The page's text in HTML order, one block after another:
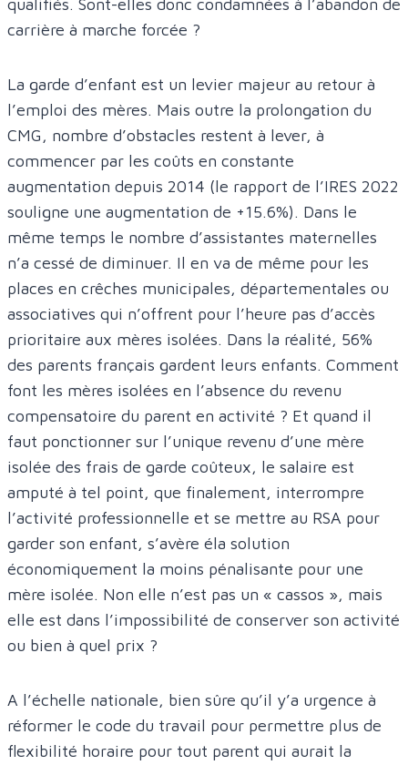
qualifiés. Sont-elles donc condamnées à l’abandon de
carrière à marche forcée ?
La garde d’enfant est un levier majeur au retour à
l’emploi des mères. Mais outre la prolongation du
CMG, nombre d’obstacles restent à lever, à
commencer par les coûts en constante
augmentation depuis 2014 (le rapport de l’IRES 2022
souligne une augmentation de +15.6%). Dans le
même temps le nombre d’assistantes maternelles
n’a cessé de diminuer. Il en va de même pour les
places en crêches municipales, départementales ou
associatives qui n’offrent pour l’heure pas d’accès
prioritaire aux mères isolées. Dans la réalité, 56%
des parents français gardent leurs enfants. Comment
font les mères isolées en l’absence du revenu
compensatoire du parent en activité ? Et quand il
faut ponctionner sur l’unique revenu d’une mère
isolée des frais de garde coûteux, le salaire est
amputé à tel point, que finalement, interrompre
l’activité professionnelle et se mettre au RSA pour
garder son enfant, s’avère éla solution
économiquement la moins pénalisante pour une
mère isolée. Non elle n’est pas un « cassos », mais
elle est dans l’impossibilité de conserver son activité
ou bien à quel prix ?
A l’échelle nationale, bien sûre qu’il y’a urgence à
réformer le code du travail pour permettre plus de
flexibilité horaire pour tout parent qui aurait la